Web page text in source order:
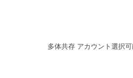
多体共存 アカウント選択可